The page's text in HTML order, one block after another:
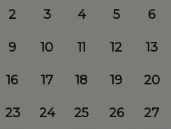
2 3 4 5 6
9 10 11 12 13
16 17 18 19 20
23 24 25 26 27